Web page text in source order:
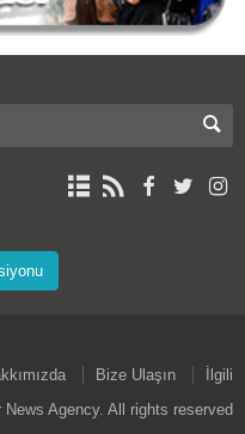
Bize Ulaşın
İlgili
Agency. All rights reserved